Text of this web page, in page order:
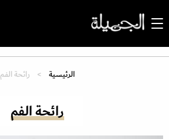
الرئيسية رائحة الفم
رائحة الفم